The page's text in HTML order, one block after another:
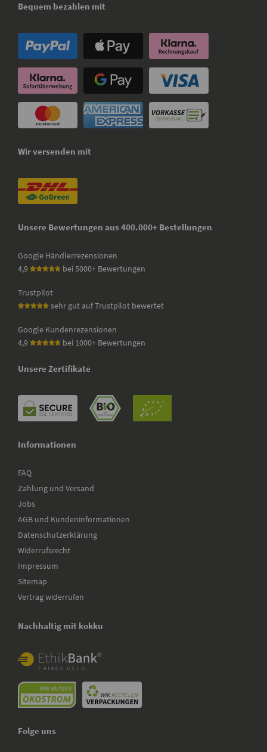
Bequem bezahlen mit
Wir versenden mit
Unsere Bewertungen aus 400.000+ Bestellungen
Google Händlerrezensionen
4,9
bei 5000+ Bewertungen
Trustpilot
sehr gut auf Trustpilot bewertet
Google Kundenrezensionen
4,9
bei 1000+ Bewertungen
Unsere Zertifikate
Informationen
FAQ
Zahlung und Versand
Jobs
AGB und Kundeninformationen
Datenschutzerklärung
Widerrufsrecht
Impressum
Sitemap
Vertrag widerrufen
Nachhaltig mit kokku
Folge uns